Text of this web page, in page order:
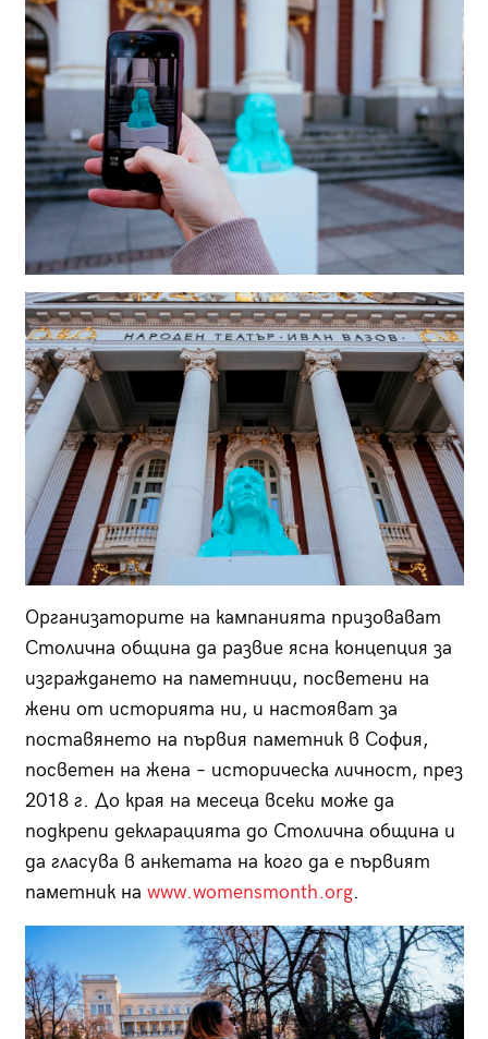
Организаторите на кампанията призовават
Столична община да развие ясна концепция за
изграждането на паметници, посветени на
жени от историята ни, и настояват за
поставянето на първия паметник в София,
посветен на жена – историческа личност, през
2018 г. До края на месеца всеки може да
подкрепи декларацията до Столична община и
да гласува в анкетата на кого да е първият
паметник на www.womensmonth.org.